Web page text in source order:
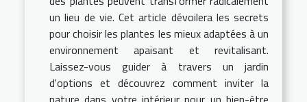
un lieu de vie. Cet article dévoilera les secrets
pour choisir les plantes les mieux adaptées à un
environnement apaisant et revitalisant.
Laissez-vous guider à travers un jardin
d'options et découvrez comment inviter la